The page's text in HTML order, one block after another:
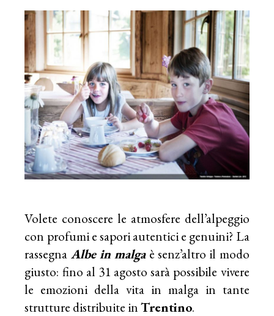
Volete conoscere le atmosfere dell’alpeggio
con profumi e sapori autentici e genuini? La
rassegna Albe in malgaè senz’altro il modo
giusto: fino al 31 agosto sarà possibile vivere
le emozioni della vita in malga in tante
strutture distribuite inTrentino.